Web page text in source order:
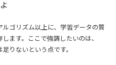
ゴリズム以上に、学習データの質
ます。ここで強調したいのは、
りないという点です。